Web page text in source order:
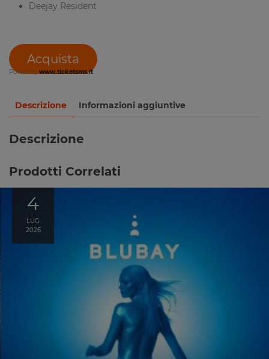
Deejay Resident
Acquista
Power by www.ticketsms.it
Descrizione Informazioni aggiuntive
Descrizione
Prodotti Correlati
4
LUG
2026